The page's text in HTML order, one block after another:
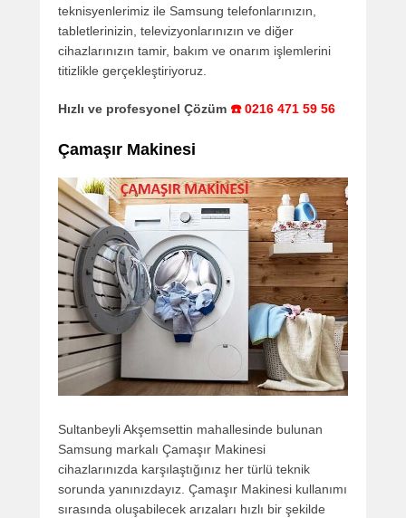
teknisyenlerimiz ile Samsung telefonlarınızın,
tabletlerinizin, televizyonlarınızın ve diğer
cihazlarınızın tamir, bakım ve onarım işlemlerini
titizlikle gerçekleştiriyoruz.
Hızlı ve profesyonel Çözüm ☎️ 0216 471 59 56
Çamaşır Makinesi
Sultanbeyli Akşemsettin mahallesinde bulunan
Samsung markalı Çamaşır Makinesi
cihazlarınızda karşılaştığınız her türlü teknik
sorunda yanınızdayız. Çamaşır Makinesi kullanımı
sırasında oluşabilecek arızaları hızlı bir şekilde